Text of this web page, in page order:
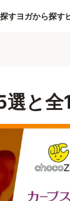
すヨガから探す
と全